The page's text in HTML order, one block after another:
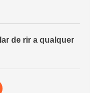
de rir a qualquer